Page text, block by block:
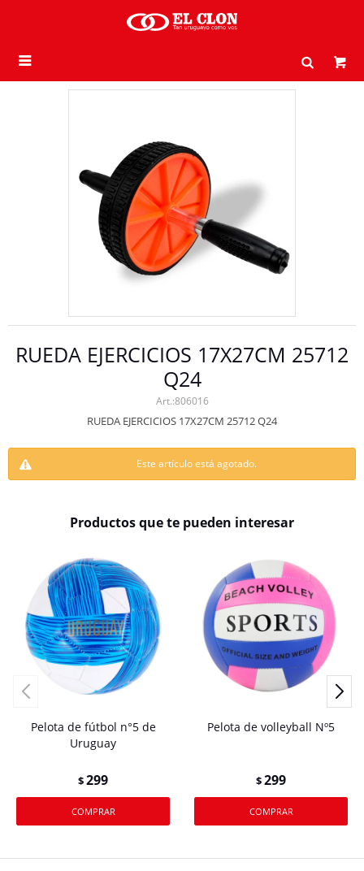

RUEDA EJERCICIOS 17X27CM 25712
Q24
806016
RUEDA EJERCICIOS 17X27CM 25712 Q24
Este artículo está agotado.
Productos que te pueden interesar
Pelota de fútbol n°5 de
Uruguay
$299
Pelota de volleyball Nº5
$299